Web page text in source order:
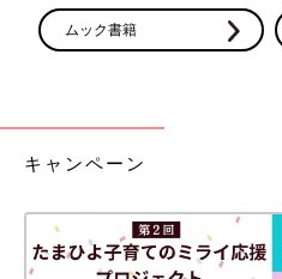
ムック書籍
キャンペーン